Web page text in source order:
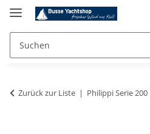
Zurück zur Liste Philippi Serie 200